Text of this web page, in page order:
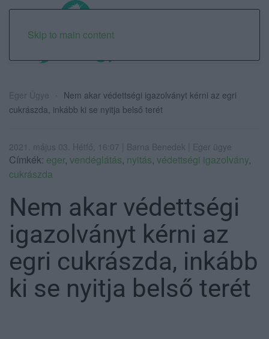
Skip to main content
Eger Ügye
Nem akar védettségi igazolványt kérni az egri
cukrászda, inkább ki se nyitja belső terét
2021. május 03. Hétfő, 16:07 | Barna Benedek | Eger ügye
Címkék: eger, vendéglátás, nyitás, védettségi igazolvány,
cukrászda
Nem akar védettségi
igazolványt kérni az
egri cukrászda, inkább
ki se nyitja belső terét